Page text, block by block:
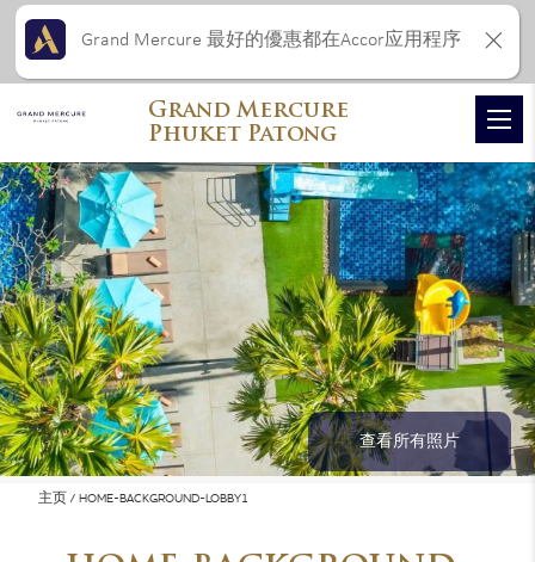
查看所有照片
主页 HOME-BACKGROUND-LOBBY1
Grand Mercure
Phuket Patong
Grand Mercure 最好的優惠都在Accor应用程序